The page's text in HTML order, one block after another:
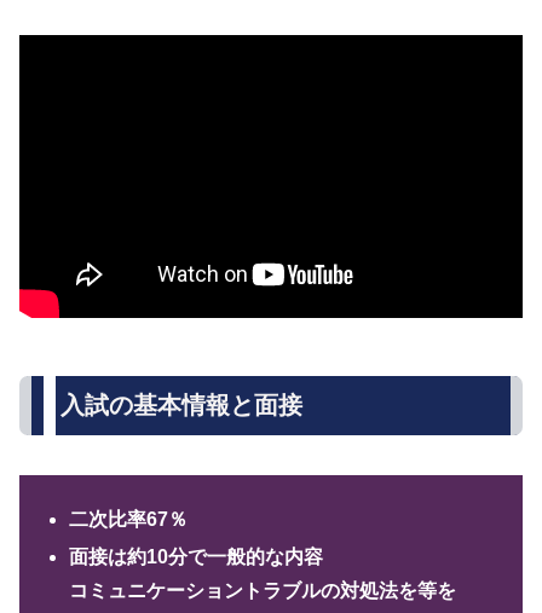
入試の基本情報と面接
二次比率67％
面接は約10分で一般的な内容
コミュニケーショントラブルの対処法を等を